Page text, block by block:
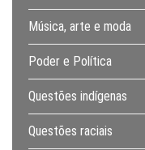
Música, arte e moda
Poder e Política
Questões indígenas
Questões raciais